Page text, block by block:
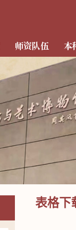
师资队伍 本
表格下